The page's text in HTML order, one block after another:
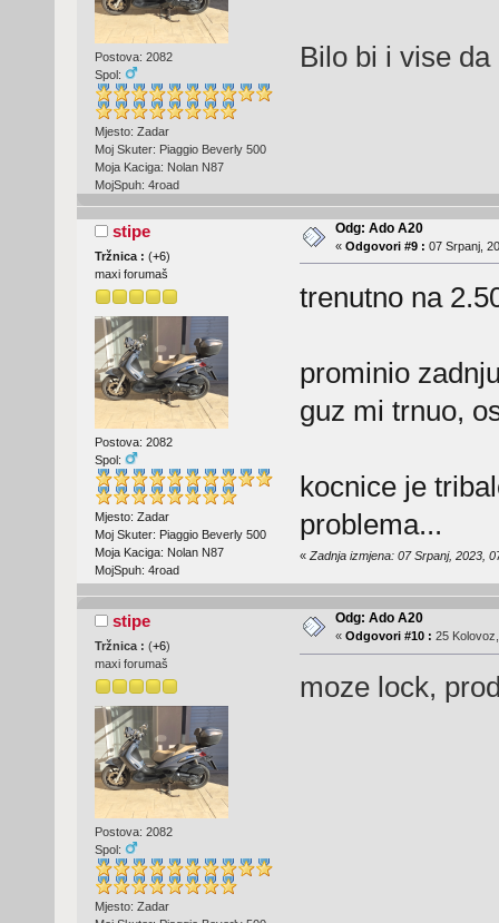
Postova: 2082
Spol:
Mjesto: Zadar
Moj Skuter: Piaggio Beverly 500
Moja Kaciga: Nolan N87
MojSpuh: 4road
Bilo bi i vise
stipe
Tržnica : (+6)
maxi forumaš
Postova: 2082
Spol:
Mjesto: Zadar
Moj Skuter: Piaggio Beverly 500
Moja Kaciga: Nolan N87
MojSpuh: 4road
Odg: Ado A20
« Odgovori #9 : 07 Srpanj,
trenutno na
prominio
guz mi trnuo,
kocnice je
problema...
« Zadnja izmjena: 07 Srpanj, 2023,
stipe
Tržnica : (+6)
maxi forumaš
Postova: 2082
Spol:
Mjesto: Zadar
Odg: Ado A20
« Odgovori #10 : 25
moze lock,